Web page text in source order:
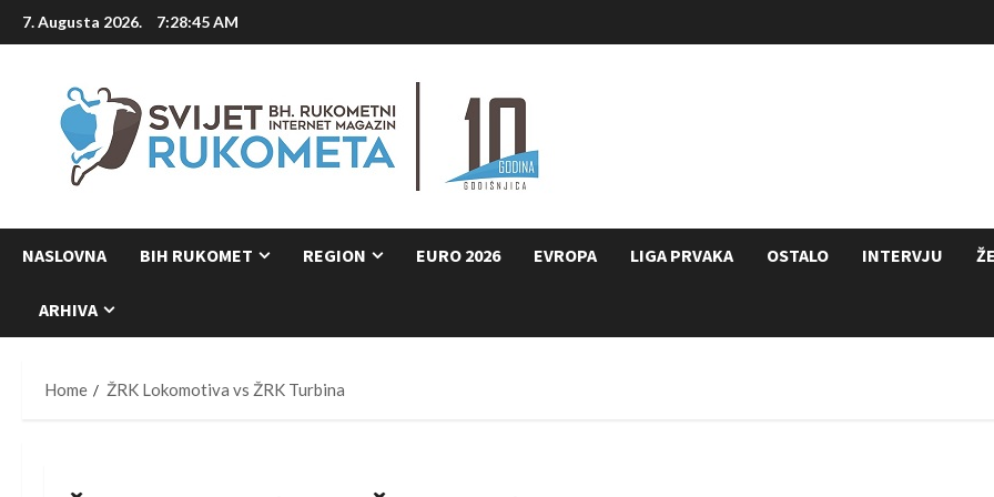
Skip
to
7. Augusta 2026. 7:28:46 AM
NASLOVNA BIH RUKOMET REGION EURO 2026 EVROPA LIGA PRVAKA OSTALO INTERVJU
ARHIVA
Home ŽRK Lokomotiva vs ŽRK Turbina